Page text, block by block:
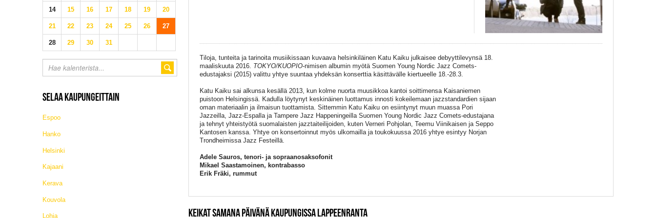
Tiloja, tunteita ja tarinoita musiikissaan kuvaava helsinkiläinen Katu Kaiku julkaisee debyyttilevynsä 18.
maaliskuuta 2016. TOKYO/KUOPIO-nimisen albumin myötä Suomen Young Nordic Jazz Comets-
edustajaksi (2015) valittu yhtye suuntaa yhdeksän konserttia käsittävälle kiertueelle 18.-28.3.
Katu Kaiku sai alkunsa kesällä 2013, kun kolme nuorta muusikkoa kantoi soittimensa Kaisaniemen
puistoon Helsingissä. Kadulla löytynyt keskinäinen luottamus innosti kokeilemaan jazzstandardien sijaan
oman materiaalin ja ilmaisun tuottamista. Sittemmin Katu Kaiku on esiintynyt muun muassa Pori
Jazzeilla, Jazz-Espalla ja Tampere Jazz Happeningeilla Suomen Young Nordic Jazz Comets-edustajana
ja tehnyt yhteistyötä suomalaisten jazztaiteilijoiden, kuten Verneri Pohjolan, Teemu Viinikaisen ja Seppo
Kantosen kanssa. Yhtye on konsertoinnut myös ulkomailla ja toukokuussa 2016 yhtye esintyy Norjan
Trondheimissa Jazz Festeillä.
Adele Sauros, tenori- ja sopraanosaksofonit
Mikael Saastamoinen, kontrabasso
Erik Fräki, rummut
KEIKAT SAMANA PÄIVÄNÄ KAUPUNGISSA LAPPEENRANTA
14 15 16 17 18 19 20
21 22 23 24 25 26 27
28 29 30 31
SELAA KAUPUNGEITTAIN
Espoo
Hanko
Helsinki
Kajaani
Kerava
Kouvola
Lohja